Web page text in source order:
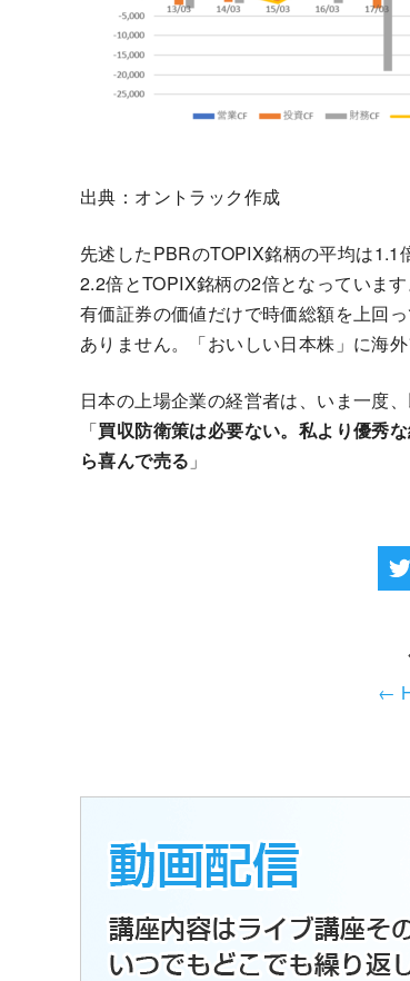
出典：オントラック作成
先述したPBRのTOPIX銘柄の平均は
2.2倍とTOPIX銘柄の2倍となっていま
有価証券の価値だけで時価総額を上回
ありません。「おいしい日本株」に海
日本の上場企業の経営者は、いま一度
「買収防衛策は必要ない。私より優秀
ら喜んで売る 」
←